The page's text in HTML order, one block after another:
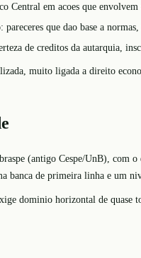
Central em acoes que
que dao base a
de creditos da autarquia,
muito ligada a direito
(antigo Cespe/UnB), com
banca de primeira linha e um
dominio horizontal de